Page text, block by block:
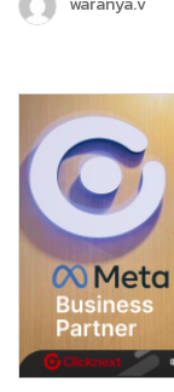
ร่วมพูดคุยกับคุณวิน
Enterprise
ของไทยไปยังตลา
NTQ อาจจะได้จับมื
Solution เป็นบริษัท
บริการครอบคลุมตั้
Consulting สำหรับ
พัฒนา
Vietnam TOP 10
โลก